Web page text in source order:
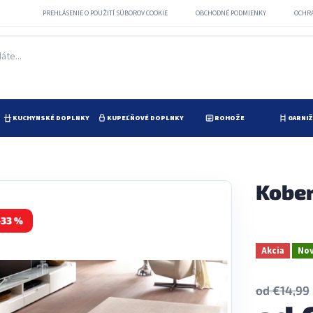
PREHLÁSENIE O POUŽITÍ SÚBOROV COOKIE OBCHODNÉ PODMIENKY
KUCHYNSKÉ DOPLNKY KUPEĽŇOVÉ DOPLNKY ROHOŽE
Akcia
%
od €14,99